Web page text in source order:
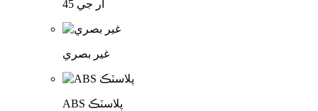
آر جي 45
غير بصري
ABS پلاسٽڪ